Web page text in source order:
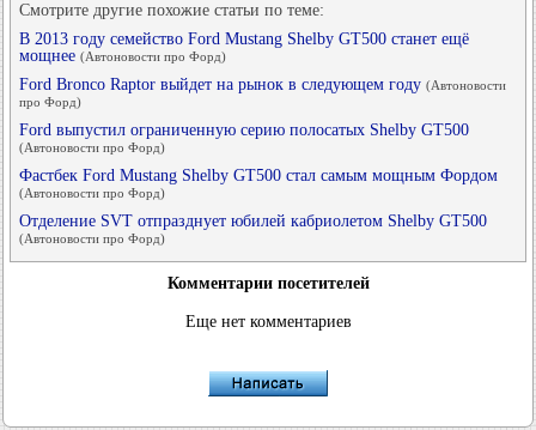
Смотрите другие похожие статьи по теме:
В 2013 году семейство Ford Mustang Shelby GT500 станет ещё
мощнее (Автоновости про Форд)
Ford Bronco Raptor выйдет на рынок в следующем году (Автоновости
про Форд)
Ford выпустил ограниченную серию полосатых Shelby GT500
(Автоновости про Форд)
Фастбек Ford Mustang Shelby GT500 стал самым мощным Фордом
(Автоновости про Форд)
Отделение SVT отпразднует юбилей кабриолетом Shelby GT500
(Автоновости про Форд)
Комментарии посетителей
Еще нет комментариев